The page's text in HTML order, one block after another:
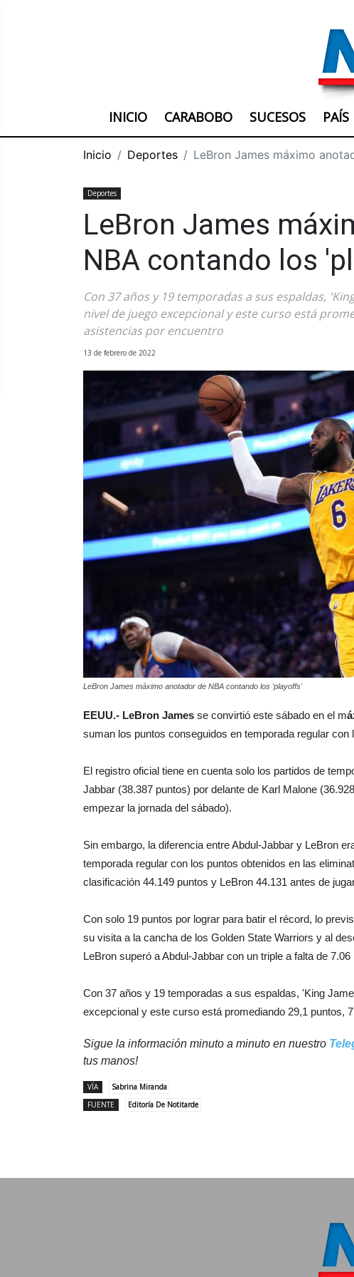
INICIO CARABOBO SUCESOS PAÍS
Inicio Deportes LeBron James máximo
Deportes
LeBron James
NBA contando los
Con 37 años y 19 temporadas a sus espaldas,
nivel de juego excepcional y este curso está
asistencias por encuentro
13 de febrero de 2022
LeBron James máximo anotador de NBA contando los 'playoffs'
EEUU.- LeBron James se convirtió este sábado en el m
suman los puntos conseguidos en temporada regular con
El registro oficial tiene en cuenta solo los partidos de
Jabbar (38.387 puntos) por delante de Karl Malone
empezar la jornada del sábado).
Sin embargo, la diferencia entre Abdul-Jabbar y LeBron
temporada regular con los puntos obtenidos en las
clasificación 44.149 puntos y LeBron 44.131 antes de
Con solo 19 puntos por lograr para batir el récord, lo
su visita a la cancha de los Golden State Warriors y al
LeBron superó a Abdul-Jabbar con un triple a falta de
Con 37 años y 19 temporadas a sus espaldas, 'King
excepcional y este curso está promediando 29,1 puntos,
Sigue la información minuto a minuto en nuestro
tus manos!
VÍA
Sabrina Miranda
FUENTE
Editoría De Notitarde